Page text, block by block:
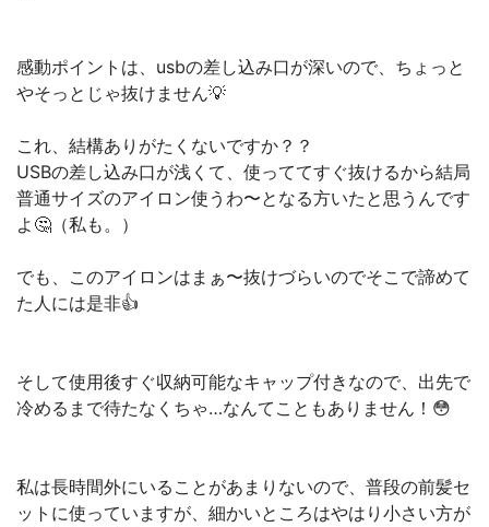
感動ポイントは、usbの差し込み口が深いので、ちょっと
やそっとじゃ抜けません💡
これ、結構ありがたくないですか？？
USBの差し込み口が浅くて、使っててすぐ抜けるから結局
普通サイズのアイロン使うわ〜となる方いたと思うんです
よ🤔（私も。）
でも、このアイロンはまぁ〜抜けづらいのでそこで諦めて
た人には是非👍
そして使用後すぐ収納可能なキャップ付きなので、出先で
冷めるまで待たなくちゃ…なんてこともありません！😳
私は長時間外にいることがあまりないので、普段の前髪セ
ットに使っていますが、細かいところはやはり小さい方が